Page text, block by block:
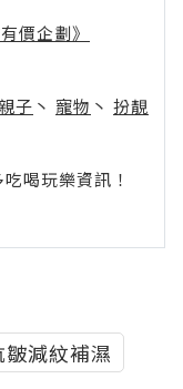
價企劃》
子 丶 寵物 丶 扮靚
喝玩樂資訊！
減紋補濕